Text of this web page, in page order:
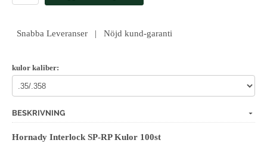
Snabba Leveranser | Nöjd kund-garanti
kulor kaliber:
BESKRIVNING
Hornady Interlock SP-RP Kulor 100st